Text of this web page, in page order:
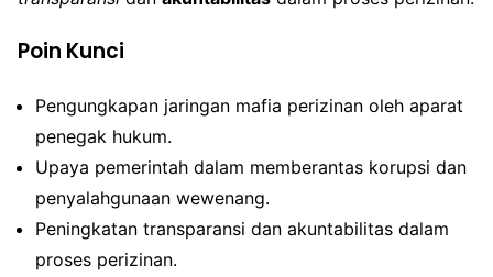
Poin Kunci
Pengungkapan jaringan mafia perizinan oleh aparat
penegak hukum.
Upaya pemerintah dalam memberantas korupsi dan
penyalahgunaan wewenang.
Peningkatan transparansi dan akuntabilitas dalam
proses perizinan.